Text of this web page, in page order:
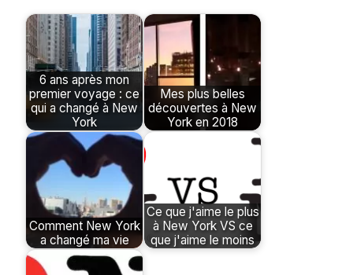
6 ans après mon
premier voyage : ce
qui a changé à New
York
Mes plus belles
découvertes à New
York en 2018
Comment New York
a changé ma vie
Ce que j'aime le plus
à New York VS ce
que j'aime le moins